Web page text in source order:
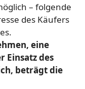
– folgende
des Käufers
eine
Einsatz des
beträgt die